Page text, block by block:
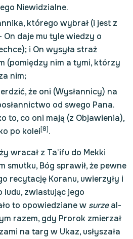
Niewidzialne.
którego wybrał (i jest z
daje mu tyle wiedzy o
i On wysyła straż
(pomiędzy nim a tymi, którzy
nim;
że oni (Wysłannicy) na
od swego Pana.
to, co oni mają (z Objawienia),
po kolei[8].
wracał z Ta’ifu do Mekki
smutku, Bóg sprawił, że pewne
recytację Koranu, uwierzyły i
ludu, zwiastując jego
to opowiedziane w surzeal-
razem, gdy Prorok zmierzał
na targ w Ukaz, usłyszała